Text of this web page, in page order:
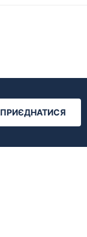
ПРИЄДНАТИСЯ